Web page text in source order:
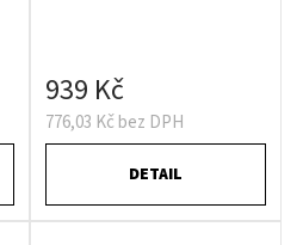
776,03 Kč bez DPH
939 Kč
DETAIL